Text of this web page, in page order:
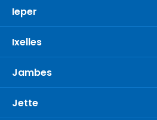
Ieper
Ixelles
Jambes
Jette